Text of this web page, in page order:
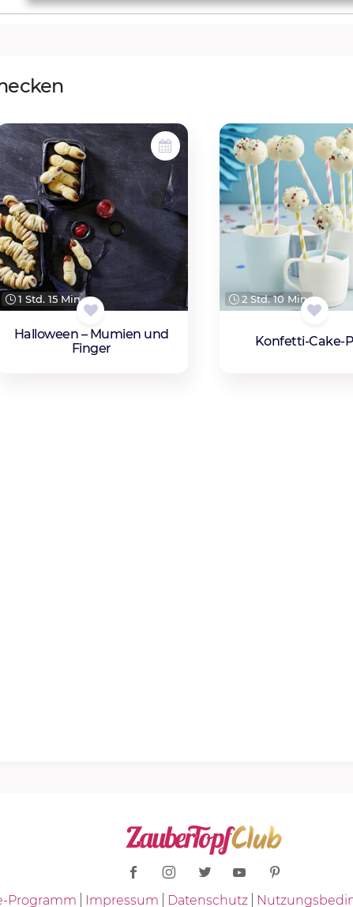
1 Std. 15 Min.
Halloween – Mumien und
Finger
2 Std. 10 Min.
Konfetti-Cake-
Programm Impressum Datenschutz